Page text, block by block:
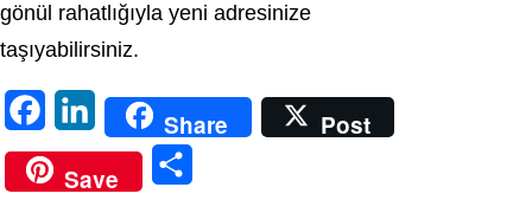
gönül rahatlığıyla yeni adresinize
taşıyabilirsiniz.
a
c
i
n
Share
Post
Save